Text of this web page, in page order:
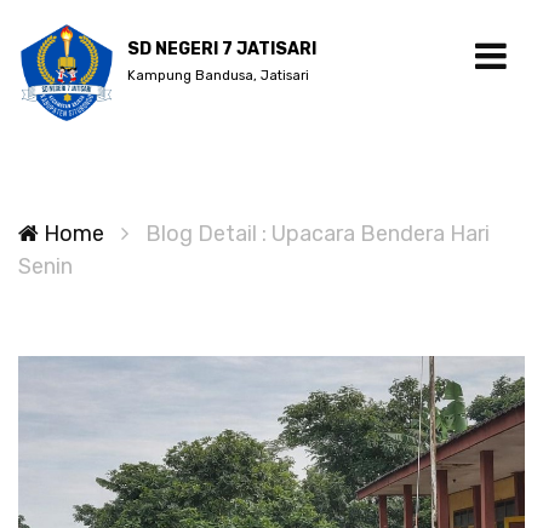
SD NEGERI 7 JATISARI
Kampung Bandusa, Jatisari
Home
Blog Detail : Upacara Bendera Hari
Senin